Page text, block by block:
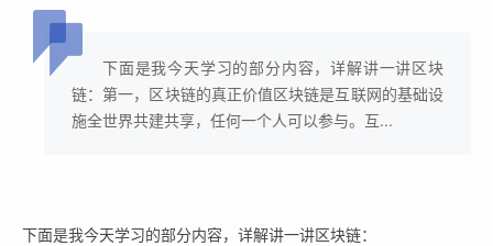
下面是我今天学习的部分内容，详解讲一讲区块
链：第一，区块链的真正价值区块链是互联网的基础设
施全世界共建共享，任何一个人可以参与。互...
下面是我今天学习的部分内容，详解讲一讲区块链：